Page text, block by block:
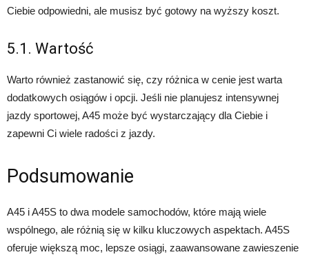
Ciebie odpowiedni, ale musisz być gotowy na wyższy koszt.
5.1. Wartość
Warto również zastanowić się, czy różnica w cenie jest warta
dodatkowych osiągów i opcji. Jeśli nie planujesz intensywnej
jazdy sportowej, A45 może być wystarczający dla Ciebie i
zapewni Ci wiele radości z jazdy.
Podsumowanie
A45 i A45S to dwa modele samochodów, które mają wiele
wspólnego, ale różnią się w kilku kluczowych aspektach. A45S
oferuje większą moc, lepsze osiągi, zaawansowane zawieszenie